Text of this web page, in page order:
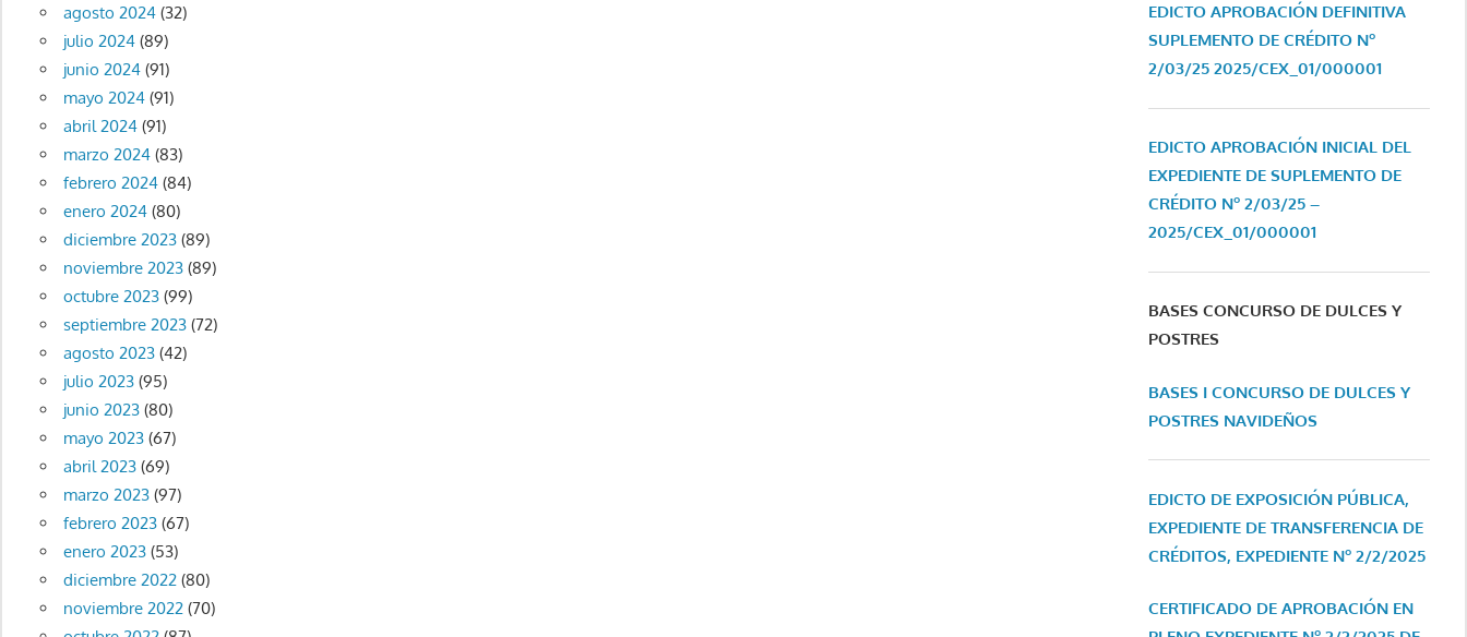
agosto 2024(32)
julio 2024(89)
junio 2024(91)
mayo 2024(91)
abril 2024(91)
marzo 2024(83)
febrero 2024(84)
enero 2024(80)
diciembre 2023(89)
noviembre 2023(89)
octubre 2023(99)
septiembre 2023(72)
agosto 2023(42)
julio 2023(95)
junio 2023(80)
mayo 2023(67)
abril 2023(69)
marzo 2023(97)
febrero 2023(67)
enero 2023(53)
diciembre 2022(80)
noviembre 2022(70)
EDICTO APROBACIÓN DEFINITIVA
SUPLEMENTO DE CRÉDITO Nº
2/03/25 2025/CEX_01/000001
EDICTO APROBACIÓN INICIAL DEL
EXPEDIENTE DE SUPLEMENTO DE
CRÉDITO Nº 2/03/25 –
2025/CEX_01/000001
BASES CONCURSO DE DULCES Y
POSTRES
BASES I CONCURSO DE DULCES Y
POSTRES NAVIDEÑOS
EDICTO DE EXPOSICIÓN PÚBLICA,
EXPEDIENTE DE TRANSFERENCIA DE
CRÉDITOS, EXPEDIENTE Nº 2/2/2025
CERTIFICADO DE APROBACIÓN EN